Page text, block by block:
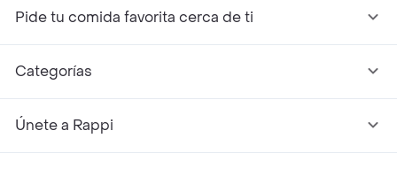
Pide tu comida favorita cerca de ti
Categorías
Únete a Rappi